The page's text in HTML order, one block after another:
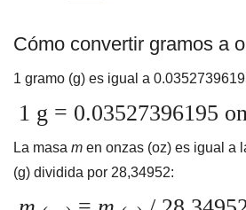
Cómo convertir gramos a
1 gramo (g) es igual a
1 g = 0.03527396195
La masa m en onzas (oz) es igual a
(g) dividida por 28,34952: